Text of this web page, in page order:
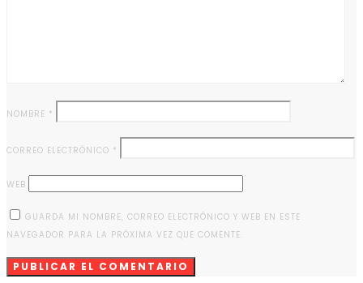
NOMBRE *
CORREO ELECTRÓNICO *
WEB
GUARDA MI NOMBRE, CORREO ELECTRÓNICO Y WEB EN ESTE
NAVEGADOR PARA LA PRÓXIMA VEZ QUE COMENTE.